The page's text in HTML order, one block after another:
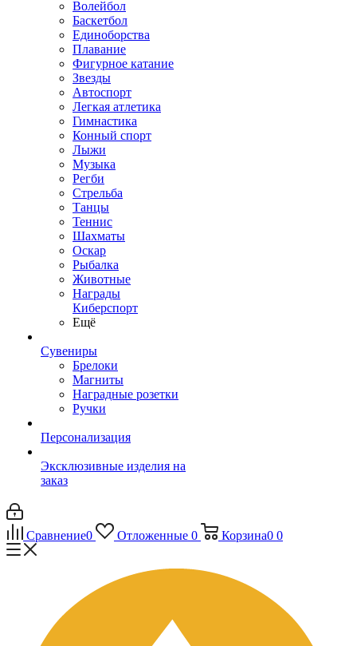
Волейбол
Баскетбол
Единоборства
Плавание
Фигурное катание
Звезды
Автоспорт
Легкая атлетика
Гимнастика
Конный спорт
Лыжи
Музыка
Регби
Стрельба
Танцы
Теннис
Шахматы
Оскар
Рыбалка
Животные
Награды
Киберспорт
Ещё
Сувениры
Брелоки
Магниты
Наградные розетки
Ручки
Персонализация
Эксклюзивные изделия на
заказ
Сравнение0 Отложенные 0 Корзина0 0